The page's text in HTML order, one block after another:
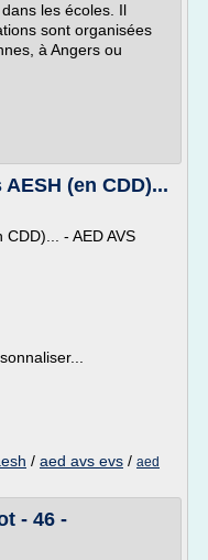
les écoles. Il
sont organisées
à Angers ou
(en CDD)...
- AED AVS
/ aed avs evs / aed
- 46 -